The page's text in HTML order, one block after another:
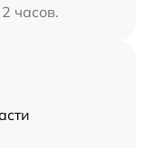
часов.